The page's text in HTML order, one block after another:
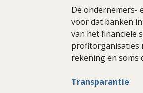
De ondernemers-
voor dat banken
van het financiële
profitorganisaties
rekening en soms
Transparantie